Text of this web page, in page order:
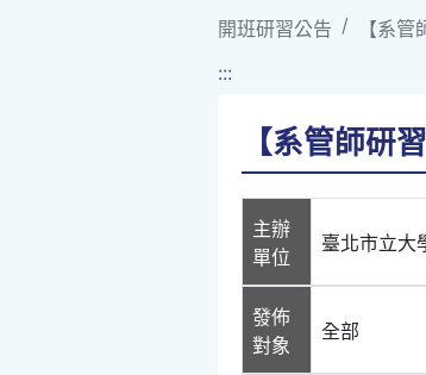
開班研習公告
【系
:::
【系管師研
主辦
單位
臺北市立大
發佈
對象
全部